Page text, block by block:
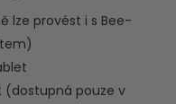
lze provést i s Bee-
(dostupná pouze v